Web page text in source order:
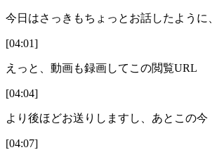
今日はさっきもちょっとお話したように、
[04:01]
えっと、動画も録画してこの閲覧URL
[04:04]
より後ほどお送りしますし、あとこの今
[04:07]